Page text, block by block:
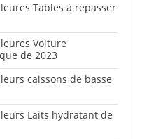
Tables à repasser
Voiture
de 2023
caissons de basse
Laits hydratant de